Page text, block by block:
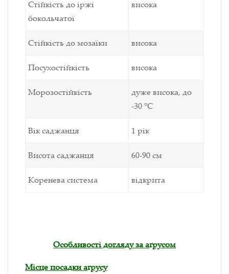
Стійкість до іржі
бокольчатої
висока
Стійкість до мозаїки висока
Посухостійкість висока
Морозостійкість
дуже висока, до
-30 °С
Вік саджанця 1 рік
Висота саджанця 60-90 см
Коренева система відкрита
Особливості догляду за аґрусом
Місце посадки аґрусу